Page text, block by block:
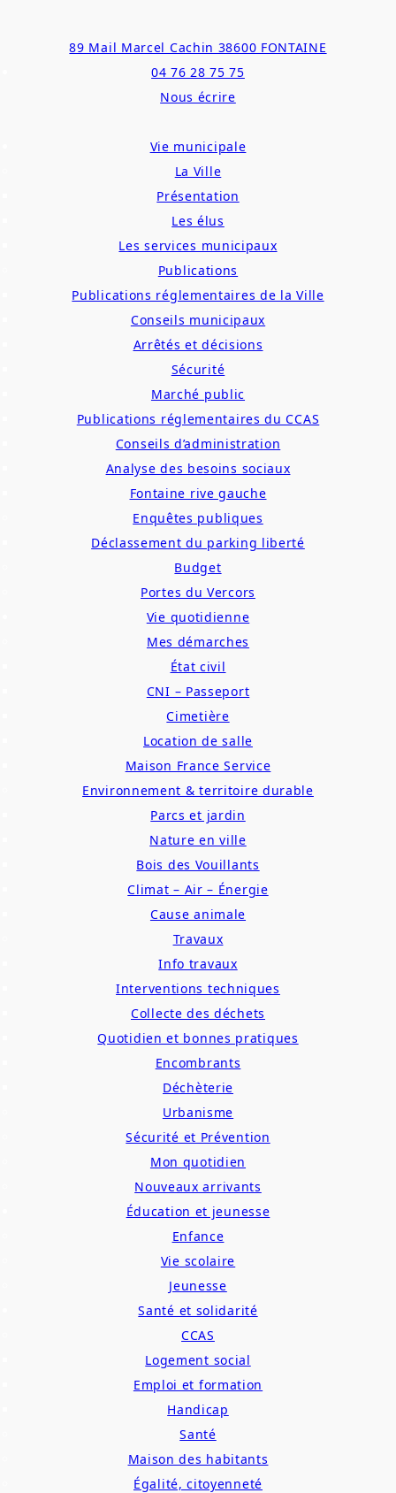
Aller
au
contenu
89 Mail Marcel Cachin 38600 FONTAINE
04 76 28 75 75
Nous écrire
Vie municipale
La Ville
Présentation
Les élus
Les services municipaux
Publications
Publications réglementaires de la Ville
Conseils municipaux
Arrêtés et décisions
Sécurité
Marché public
Publications réglementaires du CCAS
Conseils d’administration
Analyse des besoins sociaux
Fontaine rive gauche
Enquêtes publiques
Déclassement du parking liberté
Budget
Portes du Vercors
Vie quotidienne
Mes démarches
État civil
CNI – Passeport
Cimetière
Location de salle
Maison France Service
Environnement & territoire durable
Parcs et jardin
Nature en ville
Bois des Vouillants
Climat – Air – Énergie
Cause animale
Travaux
Info travaux
Interventions techniques
Collecte des déchets
Quotidien et bonnes pratiques
Encombrants
Déchèterie
Urbanisme
Sécurité et Prévention
Mon quotidien
Nouveaux arrivants
Éducation et jeunesse
Enfance
Vie scolaire
Jeunesse
Santé et solidarité
CCAS
Logement social
Emploi et formation
Handicap
Santé
Maison des habitants
Égalité, citoyenneté